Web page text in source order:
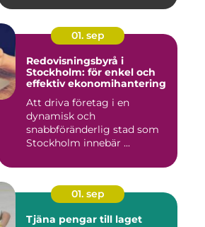
01. sep
Redovisningsbyrå i
Stockholm: för enkel och
effektiv ekonomihantering
Att driva företag i en
dynamisk och
snabbföränderlig stad som
Stockholm innebär ...
01. sep
Tjäna pengar till laget